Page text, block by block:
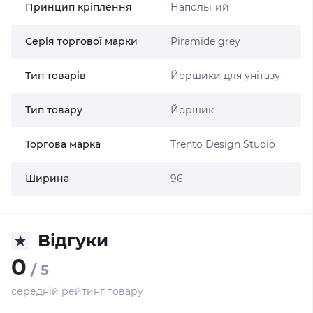
Принцип кріплення Напольний
Серія торгової марки Piramide grey
Тип товарів Йоршики для унітазу
Тип товару Йоршик
Торгова марка Trento Design Studio
Ширина 96
Відгуки
0 / 5
середній рейтинг товару